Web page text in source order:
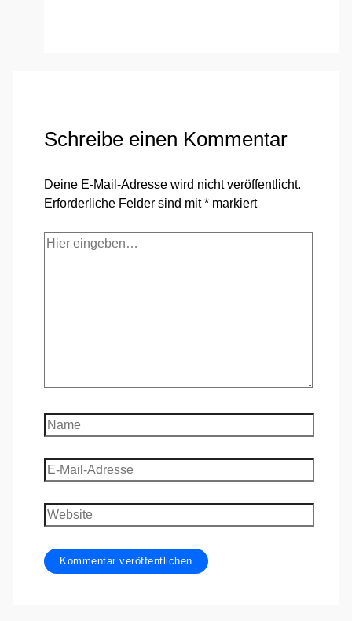
Schreibe einen Kommentar
Deine E-Mail-Adresse wird nicht veröffentlicht.
Erforderliche Felder sind mit* markiert
Hier
Name
E-
Mail-
Adresse
Website